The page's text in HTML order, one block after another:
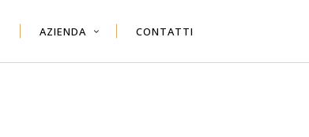
AZIENDA CONTATTI